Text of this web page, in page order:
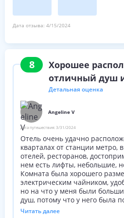
Дата отзыва: 4/15/2024
8
Хорошее
отличный душ
Детальная оценка
Angeline V
Дата путешествия: 3/31/2024
Отель очень удачно
кварталах от станции метро,
отелей, ресторанов,
нем есть лифты, небольшие,
Комната была хорошего
электрическим чайником,
но на что у меня были
душ, потому что у него была
душа, которая не оставалась
Читать далее